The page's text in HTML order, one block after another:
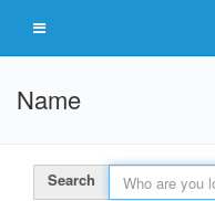
Name
Search